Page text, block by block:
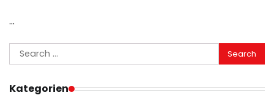
…
Search
for:
Kategorien